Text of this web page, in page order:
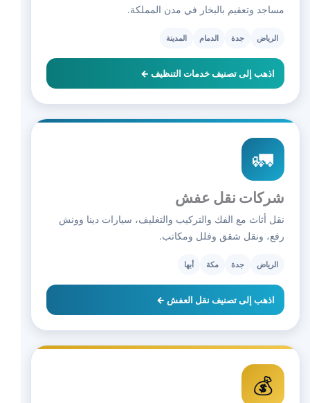
مساجد وتعقيم بالبخار في مدن المملكة.
الرياض جدة الدمام المدينة
اذهب إلى تصنيف خدمات التنظيف ←
🚛
شركات نقل عفش
نقل أثاث مع الفك والتركيب والتغليف، سيارات دينا وونش
رفع، ونقل شقق وفلل ومكاتب.
الرياض جدة مكة أبها
اذهب إلى تصنيف نقل العفش ←
💰